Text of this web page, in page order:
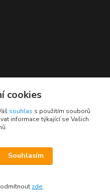
cookies
souhlas s použitím souborů
informace týkající se Vašich
Souhlasím
zde.